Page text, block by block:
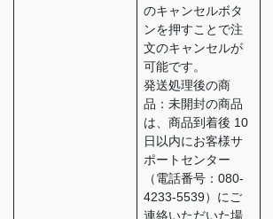
のキャンセルボタ
ンを押すことで注
文のキャンセルが
可能です。
発送処理後の商
品：未開封の商品
は、商品到着後 10
日以内にお客様サ
ポートセンター
（電話番号：080-
4233-5539）にご
連絡いただいた場